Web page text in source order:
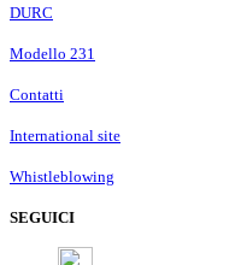
DURC
Modello 231
Contatti
International site
Whistleblowing
SEGUICI